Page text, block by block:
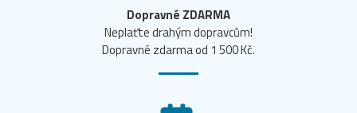
Dopravné ZDARMA
Neplaťte drahým dopravcům!
Dopravné zdarma od 1 500 Kč.